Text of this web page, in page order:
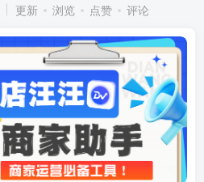
更新 浏览 点赞 评论